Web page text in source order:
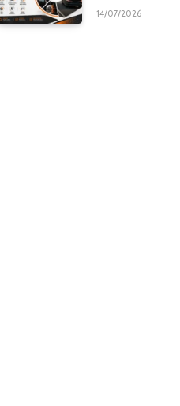
Fikir Verebilir?
14/07/2026